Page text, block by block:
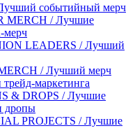
событийный мерч
MERCH / Лучшие
мерч
LEADERS / Лучший
/ Лучший мерч
маркетинга
& DROPS / Лучшие
дропы
PROJECTS / Лучшие